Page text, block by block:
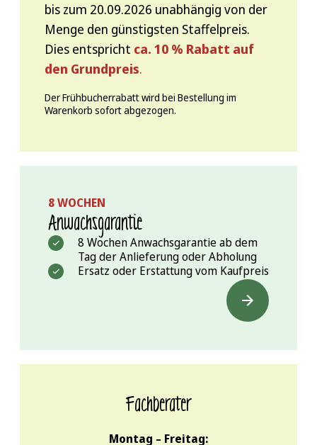
bis zum 20.09.2026 unabhängig von der
Menge den günstigsten Staffelpreis.
Dies entspricht ca. 10 % Rabatt auf
den Grundpreis.
Der Frühbucherrabatt wird bei Bestellung im
Warenkorb sofort abgezogen.
8 WOCHEN
Anwachs­garantie
8 Wochen Anwachsgarantie ab dem
Tag der Anlieferung oder Abholung
Ersatz oder Erstattung vom Kaufpreis
Fachberater
Montag – Freitag: